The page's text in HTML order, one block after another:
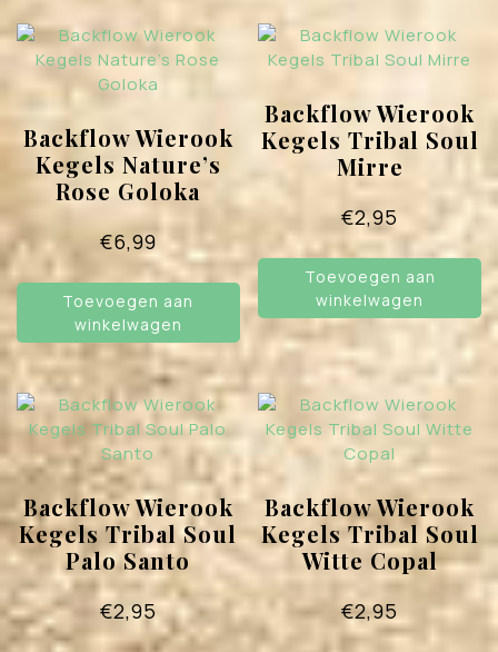
Backflow Wierook
Kegels Nature’s
Rose Goloka
€6,99
Toevoegen aan
winkelwagen
Backflow Wierook
Kegels Tribal Soul
Mirre
€2,95
Toevoegen aan
winkelwagen
Backflow Wierook
Kegels Tribal Soul
Palo Santo
€2,95
Backflow Wierook
Kegels Tribal Soul
Witte Copal
€2,95